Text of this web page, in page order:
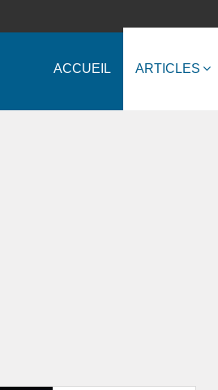
ACCUEIL ARTICLES